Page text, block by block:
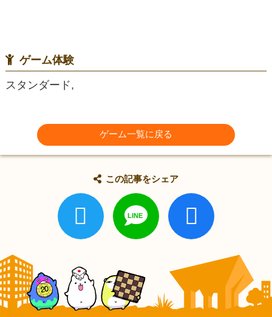
ゲーム体験
スタンダード,
ゲーム一覧に戻る
この記事をシェア